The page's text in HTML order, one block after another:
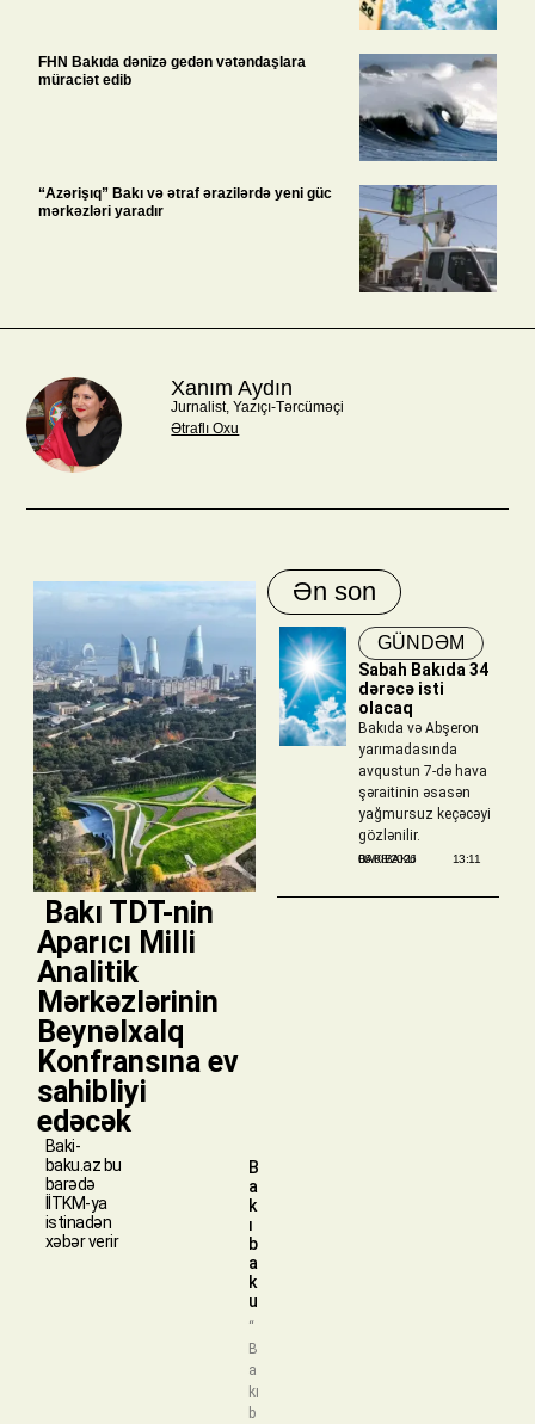
FHN Bakıda dənizə gedən vətəndaşlara
müraciət edib
“Azərişıq” Bakı və ətraf ərazilərdə yeni güc
mərkəzləri yaradır
Xanım Aydın
Jurnalist, Yazıçı-Tərcüməçi
Ətraflı Oxu
​ Bakı TDT-nin
Aparıcı Milli
Analitik
Mərkəzlərinin
Beynəlxalq
Konfransına ev
sahibliyi
edəcək
Baki-
baku.az bu
barədə
İİTKM-ya
istinadən
xəbər verir
B
a
k
ı
b
a
k
u
“
B
a
kı
b
Ən son
GÜNDƏM
Sabah Bakıda 34
dərəcə isti
olacaq
Bakıda və Abşeron
yarımadasında
avqustun 7-də hava
şəraitinin əsasən
yağmursuz keçəcəyi
gözlənilir.
BAKIBAKU
06/08/2026 13:11